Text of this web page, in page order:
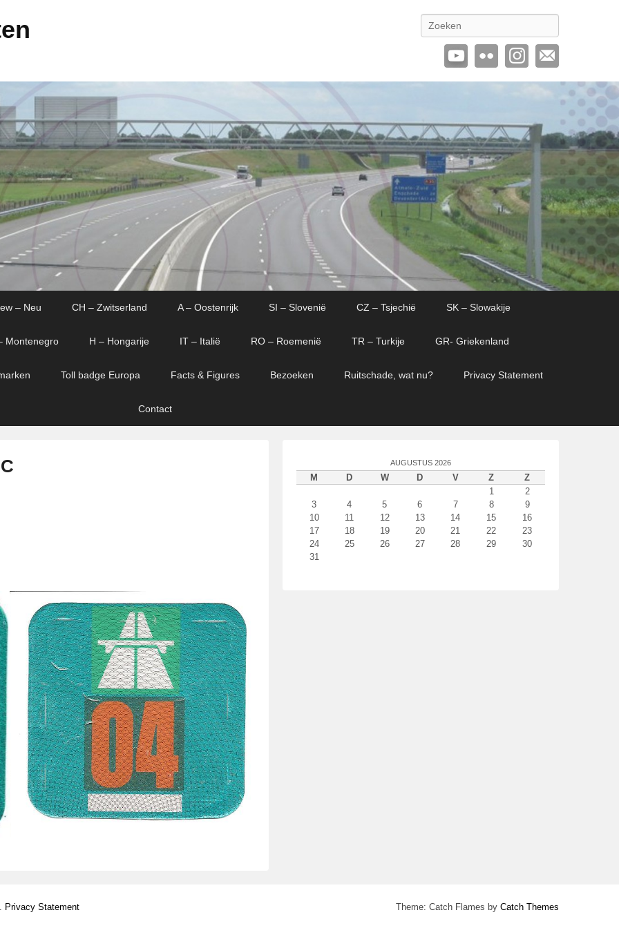
Zoeken
– Neu CH – Zwitserland A – Oostenrijk SI – Slovenië CZ – Tsjechië SK – Slowakije
Montenegro H – Hongarije IT – Italië RO – Roemenië TR – Turkije GR- Griekenland
Toll badge Europa Facts & Figures Bezoeken Ruitschade, wat nu? Privacy Statement
Contact
AUGUSTUS 2026
M D W D V Z
Z
1
2
3
4 5 6 7 8
9
10
11 12 13 14 15
16
17
18 19 20 21 22
23
24
25 26 27 28 29
30
31
Privacy Statement Theme: Catch Flames by Catch Themes